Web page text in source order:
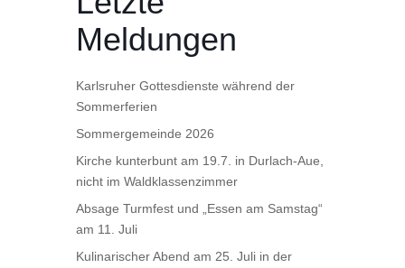
Meldungen
Karlsruher Gottesdienste während der
Sommerferien
Sommergemeinde 2026
Kirche kunterbunt am 19.7. in Durlach-Aue,
nicht im Waldklassenzimmer
Absage Turmfest und „Essen am Samstag“
am 11. Juli
Kulinarischer Abend am 25. Juli in der